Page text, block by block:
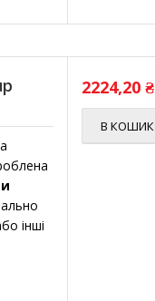
інші
2224,20₴
В КОШИК